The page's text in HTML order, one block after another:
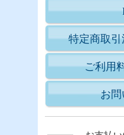
特定商取
ご利用
お問